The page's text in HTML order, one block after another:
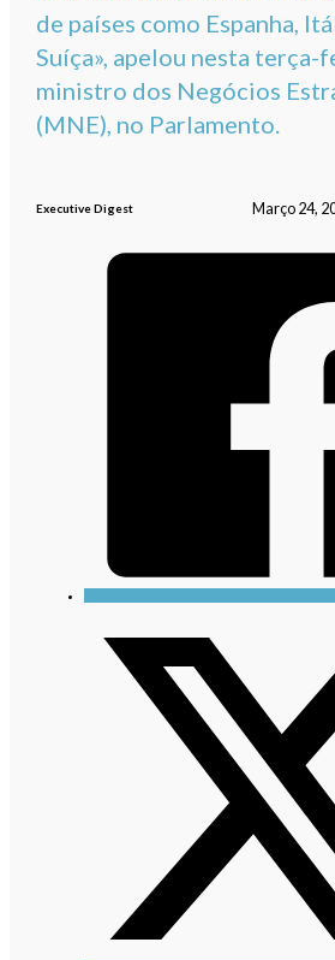
de países como Espanha,
Suíça», apelou nesta terça-
ministro dos Negócios
(MNE), no Parlamento.
Executive Digest Março 24,